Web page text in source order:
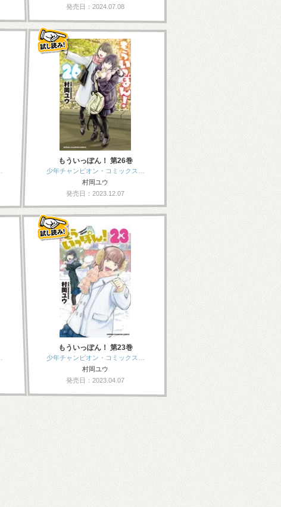
発売日：2024.07.08
もういっぽん！ 第26巻
少年チャンピオン・コミックス…
村岡ユウ
発売日：2023.12.07
もういっぽん！ 第23巻
少年チャンピオン・コミックス…
村岡ユウ
発売日：2023.04.07